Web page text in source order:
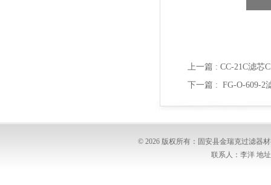
上一篇 : CC-21C滤芯
下一篇 : FG-O-609-2
© 2026 版权所有：固安县金瑞克过滤器
联系人：李洋 地